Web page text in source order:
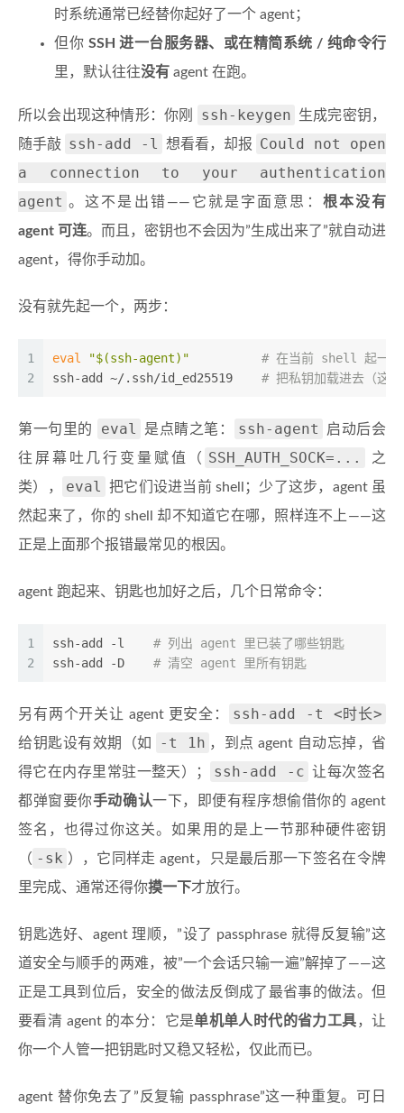
时系统通常已经替你起好了一个 agent；
但你 SSH 进一台服务器、或在精简系统 / 纯命令行
里，默认往往没有 agent 在跑。
所以会出现这种情形：你刚 ssh-keygen
生成完密钥，
随手敲 ssh-add -l 想看看，却报
Could not open
a connection to your authentication
agent 。这不是出错——它就是字面意思： 根本没有
agent 可连。而且，密钥也不会因为”生成出来了”就自动进
agent，得你手动加。
没有就先起一个，两步：
1
2
eval "$(ssh-agent) "
# 在当前 shell 起一个
ssh-add ~/.ssh/id_ed25519 # 把私钥加载进去（这
第一句里的 eval 是点睛之笔： ssh-agent
启动后会
往屏幕吐几行变量赋值（
SSH_AUTH_SOCK=...
之
类），
eval
把它们设进当前 shell；少了这步，agent 虽
然起来了，你的 shell 却不知道它在哪，照样连不上——这
正是上面那个报错最常见的根因。
agent 跑起来、钥匙也加好之后，几个日常命令：
1
2
ssh-add -l # 列出 agent 里已装了哪些钥匙
ssh-add -D # 清空 agent 里所有钥匙
另有两个开关让 agent 更安全： ssh-add -t <时长>
给钥匙设有效期（如 -t 1h ，到点 agent 自动忘掉，省
得它在内存里常驻一整天）；
ssh-add -c 让每次签名
都弹窗要你手动确认一下，即便有程序想偷借你的 agent
签名，也得过你这关。如果用的是上一节那种硬件密钥
（ -sk ），它同样走 agent，只是最后那一下签名在令牌
里完成、通常还得你摸一下才放行。
钥匙选好、agent 理顺，”设了 passphrase 就得反复输”这
道安全与顺手的两难，被”一个会话只输一遍”解掉了——这
正是工具到位后，安全的做法反倒成了最省事的做法。但
要看清 agent 的本分：它是单机单人时代的省力工具，让
你一个人管一把钥匙时又稳又轻松，仅此而已。
agent 替你免去了”反复输 passphrase”这一种重复。可日